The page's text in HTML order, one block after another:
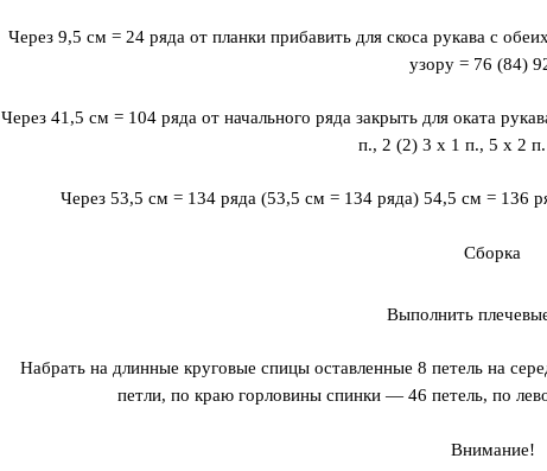
Через 9,5 см = 24 ряда от планки прибавить для скоса рукава с
узору = 76 (84)
Через 41,5 см = 104 ряда от начального ряда закрыть для оката
п., 2 (2) 3 x 1 п., 5 x 2
Через 53,5 см = 134 ряда (53,5 см = 134 ряда) 54,5 см = 136
Сборка
Выполнить
Набрать на длинные круговые спицы оставленные 8 петель на
петли, по краю горловины спинки — 46 петель, по
Внимание!